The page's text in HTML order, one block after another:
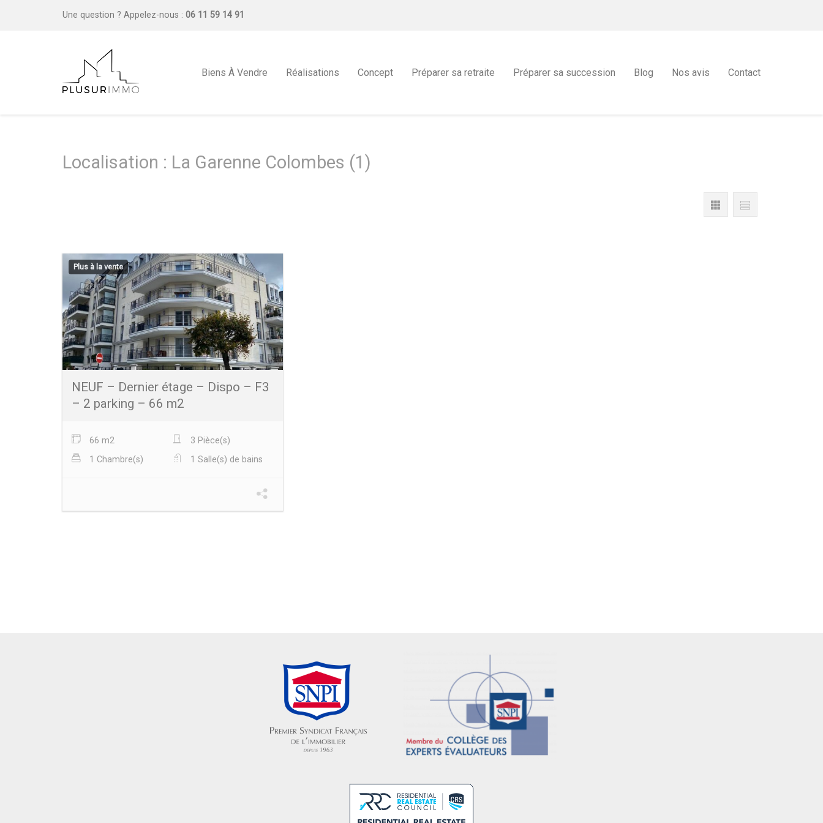
Une question ? Appelez-nous : 06 11 59 14 91
Biens À Vendre Réalisations Concept Préparer sa retraite Préparer sa succession Blog Nos avis Contact
Localisation : La Garenne Colombes (1)
Plus à la vente
NEUF – Dernier étage – Dispo – F3
– 2 parking – 66 m2
66 m2
3 Pièce(s)
1 Chambre(s)
1 Salle(s) de bains